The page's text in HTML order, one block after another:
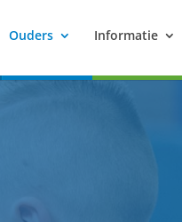
Ouders Informatie